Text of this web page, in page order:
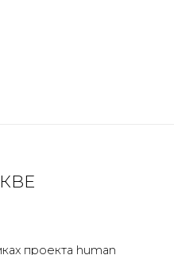
проекта human